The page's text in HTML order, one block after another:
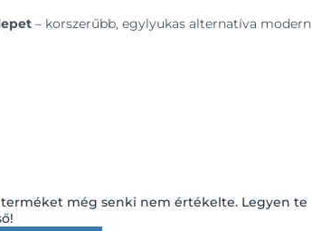
– korszerűbb, egylyukas alternatíva modern
terméket még senki nem értékelte. Legyen te